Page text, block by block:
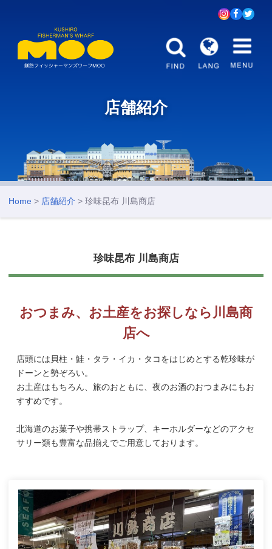
店舗紹介
Home > 店舗紹介 > 珍味昆布 川島商店
珍味昆布 川島商店
おつまみ、お土産をお探しなら川島商
店へ
店頭には貝柱・鮭・タラ・イカ・タコをはじめとする乾珍味が
ドーンと勢ぞろい。
お土産はもちろん、旅のおともに、夜のお酒のおつまみにもお
すすめです。
北海道のお菓子や携帯ストラップ、キーホルダーなどのアクセ
サリー類も豊富な品揃えでご用意しております。